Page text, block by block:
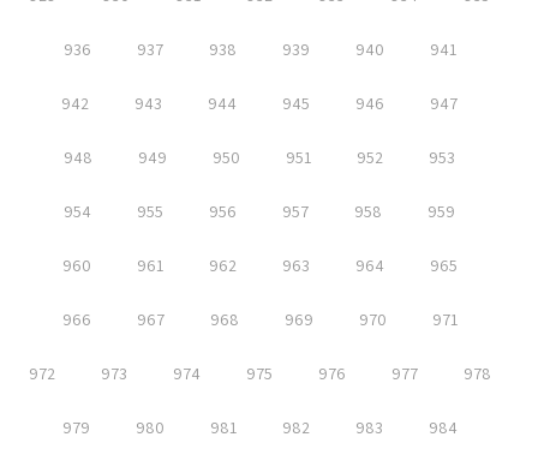
936 937 938 939 940 941
942 943 944 945 946 947
948 949 950 951 952 953
954 955 956 957 958 959
960 961 962 963 964 965
966 967 968 969 970 971
972 973 974 975 976 977 978
979 980 981 982 983 984